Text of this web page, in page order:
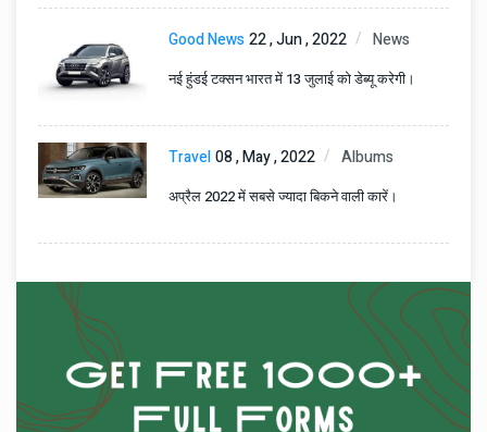
Good News22 , Jun , 2022 News
नई हुंडई टक्सन भारत में 13 जुलाई को डेब्यू करेगी।
Travel08 , May , 2022 Albums
अप्रैल 2022 में सबसे ज्यादा बिकने वाली कारें।